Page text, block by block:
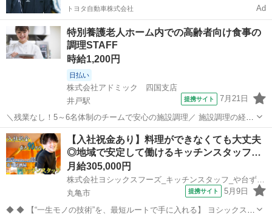
トヨタ自動車株式会社 Ad
特別養護老人ホーム内での高齢者向け食事の
調理STAFF
時給1,200円
日払い
株式会社アドミック 四国支店
井戸駅
提携サイト 7月21日
＼残業なし！5～6名体制のチームで安心の施設調理／ 施設調理の経験
者・未経験の方、どちらも歓迎です！ 【お仕事内容】 特別養護老人ホ
ーム内での高齢者向け食事の調理業務 約150食分の大量調理(朝・昼・
夜それぞれ)を行います...
香川 木田郡 井戸駅 キッチン
【入社祝金あり】料理ができなくても大丈夫
◎地域で安定して働けるキッチンスタッフ…
月給305,000円
株式会社ヨシックスフーズ_キッチンスタッフ_や台ずし丸亀駅前町 (正社員)
丸亀市
提携サイト 5月9日
◆ ◆ 【“一生モノの技術”を、最短ルートで手に入れる】 ヨシックスフ